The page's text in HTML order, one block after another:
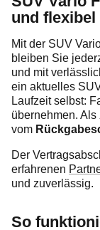
und
Mit der SUV
bleiben Sie
und mit
ein aktuelles
Laufzeit selbst:
übernehmen. Als
vom
Der
erfahrenen
und zuverlässig.
So